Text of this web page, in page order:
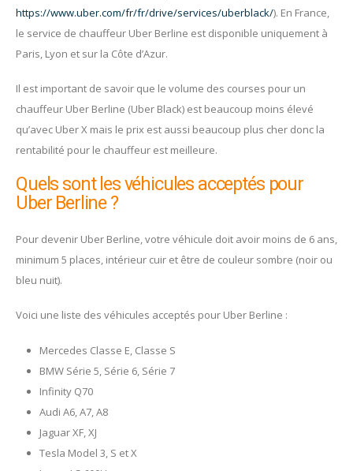
https://www.uber.com/fr/fr/drive/services/uberblack/). En France,
le service de chauffeur Uber Berline est disponible uniquement à
Paris, Lyon et sur la Côte d’Azur.
Il est important de savoir que le volume des courses pour un
chauffeur Uber Berline (Uber Black) est beaucoup moins élevé
qu’avec Uber X mais le prix est aussi beaucoup plus cher donc la
rentabilité pour le chauffeur est meilleure.
Quels sont les véhicules acceptés pour
Uber Berline ?
Pour devenir Uber Berline, votre véhicule doit avoir moins de 6 ans,
minimum 5 places, intérieur cuir et être de couleur sombre (noir ou
bleu nuit).
Voici une liste des véhicules acceptés pour Uber Berline :
Mercedes Classe E, Classe S
BMW Série 5, Série 6, Série 7
Infinity Q70
Audi A6, A7, A8
Jaguar XF, XJ
Tesla Model 3, S et X